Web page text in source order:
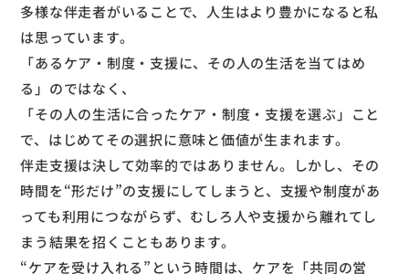
多様な伴走者がいることで、人生はより豊かになると私
は思っています。
「あるケア・制度・支援に、その人の生活を当てはめ
る」のではなく、
「その人の生活に合ったケア・制度・支援を選ぶ」こと
で、はじめてその選択に意味と価値が生まれます。
伴走支援は決して効率的ではありません。しかし、その
時間を“形だけ”の支援にしてしまうと、支援や制度があ
っても利用につながらず、むしろ人や支援から離れてし
まう結果を招くこともあります。
“ケアを受け入れる”という時間は、ケアを「共同の営